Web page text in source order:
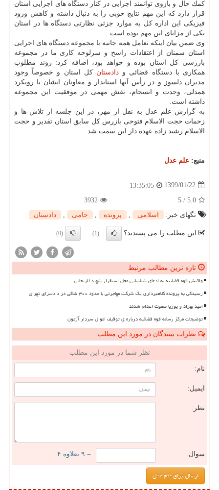
كمك حال و بازوی توانمند اجرایی در كنار دستگاه های اجرایی استان
قرار دارد كه این مهم نتایج خوبی را به دنبال داشته و كاهش ورود
فیزیكی این اداره كل به موارد جزئی نظارتی دستگاه ها در استان
یكی از مزایای این مهم بوده است.
وی ضمن بیان اینكه تعامل همه جانبه با مجموعه دستگاه های اجرایی
استان سمنان از اعتقادات راسخ و سرلوحه كاری ما در مجموعه
بازرسی كل استان بوده و خواهد بود، اضافه كرد: روند مطلوب
همكاری با دستگاه قضائی و دادستان كل استان و خصوصاً وجود
مدیران دلسوز و در رأس آنها استاندار و معاونان ایشان با رویكرد
همدلی، وحدت و انسجام، نقش مهمی در موفقیت این مجموعه
داشته است.
به گزارش علم عدل به نقل از مهر، در این جلسه از تلاش ها و
زحمات حجت الاسلام فتوحی بازرس كل سابق استان تقدیر و حجت
الاسلام رشید زاده عهده دار این سمت شد.
منبع: علم عدل
1399/01/22
13:35:05
5.0
/
5
3932
تگهای خبر:
اسلامی پرونده حامی دادستان
این مطلب را می پسندید؟ (1)
(0)
تازه ترین مطالب مرتبط
واکنش قوه قضاییه به ادعای شناسایی محل استقرار شهید لاریجانی
رسیدگی به پرونده کلاهبرداری یک شرکت مهاجرتی با حدود ۳۰۰ شاکی در دادسرای تهران
امید بهزاد و پوریا صفوت اعدام شدند
توضیحات مرکز رسانه قوه قضائیه درباره ی توقیف اموال سردار آزمون
نظرات بینندگان در مورد این مطلب
نظر شما در مورد این مطلب
نام:
ایمیل:
نظر:
سوال: = ۹ بعلاوه ۴